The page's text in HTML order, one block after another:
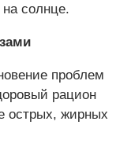
солнце.
проблем
рацион
острых, жирных